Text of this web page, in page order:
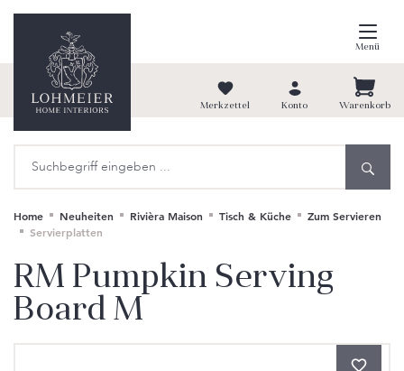
springen
Menü
Merkzettel Konto Warenkorb
Home Neuheiten Rivièra Maison Tisch & Küche
Zum Servieren
Servierplatten
RM Pumpkin Serving
Board M